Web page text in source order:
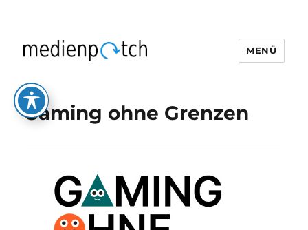
medienpatch
MENÜ
Gaming ohne Grenzen